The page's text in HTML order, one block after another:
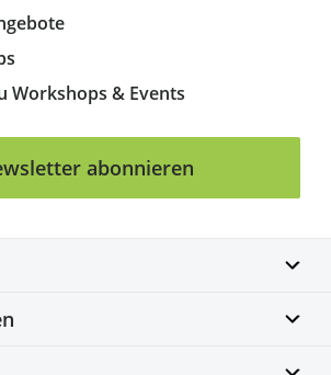
Workshops & Events
abonnieren